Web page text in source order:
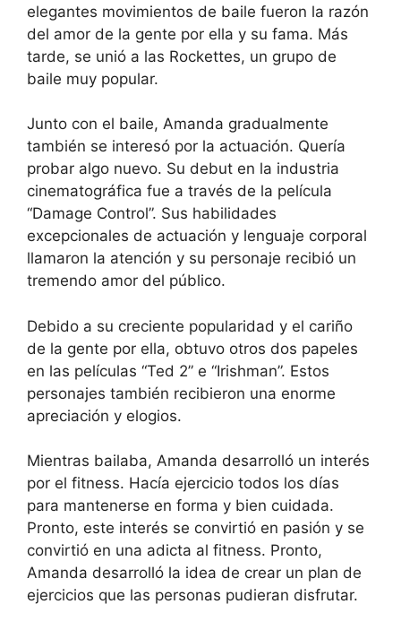
elegantes movimientos de baile fueron la razón
del amor de la gente por ella y su fama. Más
tarde, se unió a las Rockettes, un grupo de
baile muy popular.
Junto con el baile, Amanda gradualmente
también se interesó por la actuación. Quería
probar algo nuevo. Su debut en la industria
cinematográfica fue a través de la película
“Damage Control”. Sus habilidades
excepcionales de actuación y lenguaje corporal
llamaron la atención y su personaje recibió un
tremendo amor del público.
Debido a su creciente popularidad y el cariño
de la gente por ella, obtuvo otros dos papeles
en las películas “Ted 2” e “Irishman”. Estos
personajes también recibieron una enorme
apreciación y elogios.
Mientras bailaba, Amanda desarrolló un interés
por el fitness. Hacía ejercicio todos los días
para mantenerse en forma y bien cuidada.
Pronto, este interés se convirtió en pasión y se
convirtió en una adicta al fitness. Pronto,
Amanda desarrolló la idea de crear un plan de
ejercicios que las personas pudieran disfrutar.